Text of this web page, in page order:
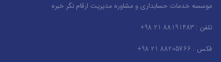
موسسه خدمات حسابداری و مشاوره مدیریت ارقام نگر خبره
تلفن : 88191483 21 98+
فکس : 88205766 21 98+